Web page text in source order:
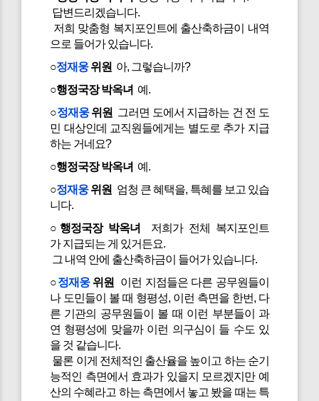
답변드리겠습니다.
저희 맞춤형 복지포인트에 출산축하금이 내역
으로 들어가 있습니다.
○정재웅위원 아, 그렇습니까?
○행정국장 박옥녀 예.
○정재웅위원
그러면 도에서 지급하는 건 전 도
민 대상인데 교직원들에게는 별도로 추가 지급
하는 거네요?
○행정국장 박옥녀 예.
○정재웅위원 엄청 큰 혜택을, 특혜를 보고 있습
니다.
○행정국장 박옥녀 저희가 전체 복지포인트
가 지급되는 게 있거든요.
그 내역 안에 출산축하금이 들어가 있습니다.
○정재웅위원
이런 지점들은 다른 공무원들이
나 도민들이 볼 때 형평성, 이런 측면을 한번, 다
른 기관의 공무원들이 볼 때 이런 부분들이 과
연 형평성에 맞을까 이런 의구심이 들 수도 있
을 것 같습니다.
물론 이게 전체적인 출산율을 높이고 하는 순기
능적인 측면에서 효과가 있을지 모르겠지만 예
산의 수혜라고 하는 측면에서 놓고 봤을 때는 특